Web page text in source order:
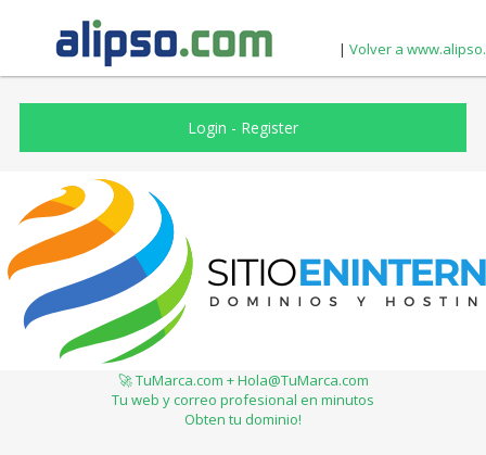
| Volver a
Login - Register
🚀 TuMarca.com + Hola@TuMarca.com
Tu web y correo profesional en minutos
Obten tu dominio!